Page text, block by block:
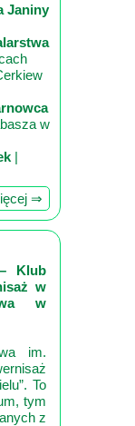
Janiny
w
|
⇒
Klub
w
w
im.
To
tym
z